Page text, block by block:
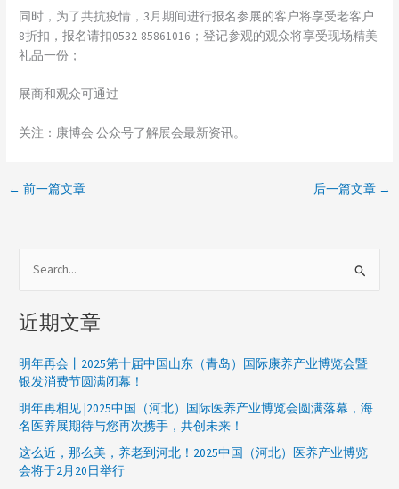
同时，为了共抗疫情，3月期间进行报名参展的客户将享受老客户
8折扣，报名请扣0532-85861016；登记参观的观众将享受现场精美
礼品一份；
展商和观众可通过
关注：康博会 公众号了解展会最新资讯。
← 前一篇文章 后一篇文章 →
：
近期文章
明年再会丨2025第十届中国山东（青岛）国际康养产业博览会暨
银发消费节圆满闭幕！
明年再相见 |2025中国（河北）国际医养产业博览会圆满落幕，海
名医养展期待与您再次携手，共创未来！
这么近，那么美，养老到河北！2025中国（河北）医养产业博览
会将于2月20日举行